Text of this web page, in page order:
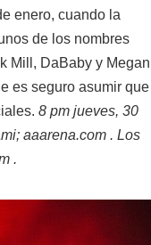
enero, cuando la
de los nombres
Mill, DaBaby y Megan
es seguro asumir que
8 pm jueves, 30
aaarena.com . Los
.